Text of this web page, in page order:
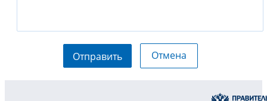
Отправить Отмена